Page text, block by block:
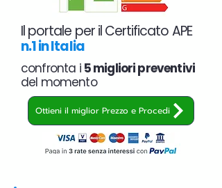
Il portale per il Certificato APE
n.1 in Italia
confronta i 5 migliori preventivi
del momento
Ottieni il miglior Prezzo e Procedi